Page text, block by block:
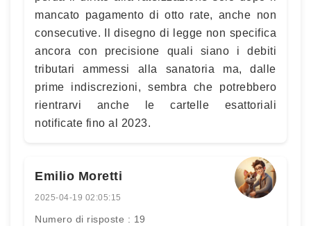
mancato pagamento di otto rate, anche non
consecutive. Il disegno di legge non specifica
ancora con precisione quali siano i debiti
tributari ammessi alla sanatoria ma, dalle
prime indiscrezioni, sembra che potrebbero
rientrarvi anche le cartelle esattoriali
notificate fino al 2023.
Emilio Moretti
2025-04-19 02:05:15
Numero di risposte : 19